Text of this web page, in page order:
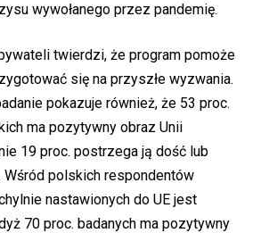
wywołanego przez pandemię.
twierdzi, że program pomoże
się na przyszłe wyzwania.
pokazuje również, że 53 proc.
ma pozytywny obraz Unii
19 proc. postrzega ją dość lub
Wśród polskich respondentów
nastawionych do UE jest
70 proc. badanych ma pozytywny